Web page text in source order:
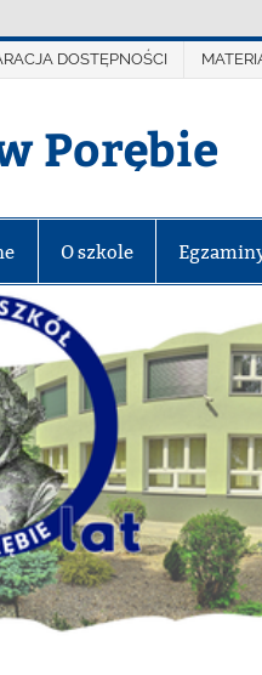
DOSTĘPNOŚCI
Porębie
O szkole